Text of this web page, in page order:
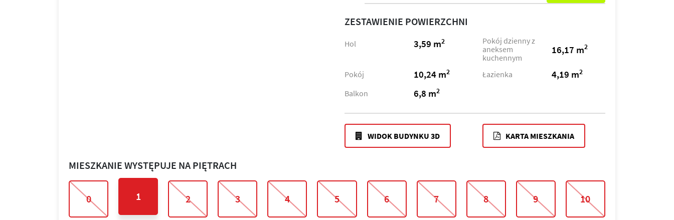
ZESTAWIENIE POWIERZCHNI
Hol 3,59 m2
Pokój dzienny z
aneksem
kuchennym
16,17 m2
Pokój 10,24 m2 Łazienka 4,19 m2
Balkon 6,8 m2
WIDOK BUDYNKU 3D KARTA MIESZKANIA
MIESZKANIE WYSTĘPUJE NA PIĘTRACH
0 1 2 3 4 5 6 7 8 9 10